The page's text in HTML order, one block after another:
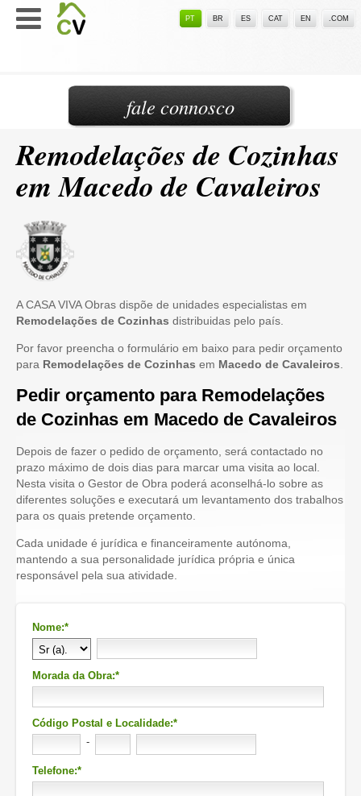
PT BR ES CAT EN .COM
Remodelações de Cozinhas
em Macedo de Cavaleiros
A CASA VIVA Obras dispõe de unidades especialistas em
Remodelações de Cozinhas distribuidas pelo país.
Por favor preencha o formulário em baixo para pedir orçamento
para Remodelações de Cozinhas em Macedo de Cavaleiros
Pedir orçamento para Remodelações
de Cozinhas em Macedo de Cavaleiros
Depois de fazer o pedido de orçamento, será contactado no
prazo máximo de dois dias para marcar uma visita ao local.
Nesta visita o Gestor de Obra poderá aconselhá-lo sobre as
diferentes soluções e executará um levantamento dos trabalhos
para os quais pretende orçamento.
Cada unidade é jurídica e financeiramente autónoma,
mantendo a sua personalidade jurídica própria e única
responsável pela sua atividade.
Nome:*
Morada da Obra:*
Código Postal e Localidade:*
-
Telefone:*
fale connosco